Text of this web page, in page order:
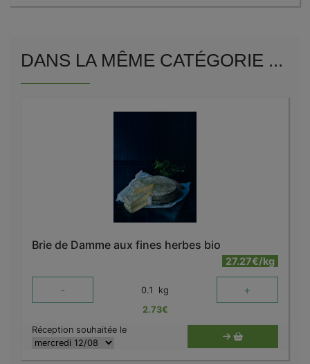
DANS LA MÊME CATÉGORIE ...
Brie de Damme aux fines herbes bio
27.27€/kg
- 0.1 kg +
2.73€
Réception souhaitée le